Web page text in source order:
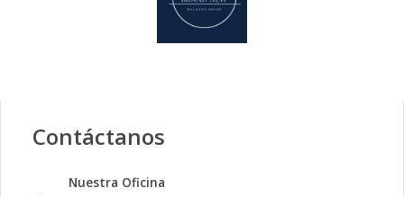
Contáctanos
Nuestra Oficina